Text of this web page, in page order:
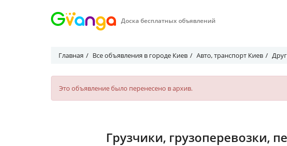
Доска бесплатных объявлений
Главная Все объявления в городе Киев Авто, транспорт Киев
Это объявление было перенесено в архив.
Грузчики, грузоперевозки,